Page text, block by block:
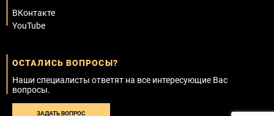
ВКонтакте
YouTube
ОСТАЛИСЬ ВОПРОСЫ?
Наши специалисты ответят на все интересующие Вас
вопросы.
ЗАДАТЬ ВОПРОС